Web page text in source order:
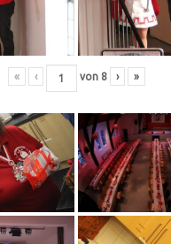
« ‹ von 8 › »